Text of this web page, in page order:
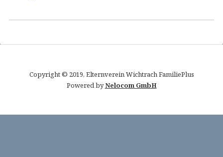
Copyright © 2019, Elternverein Wichtrach FamiliePlus
Powered byNelocom GmbH